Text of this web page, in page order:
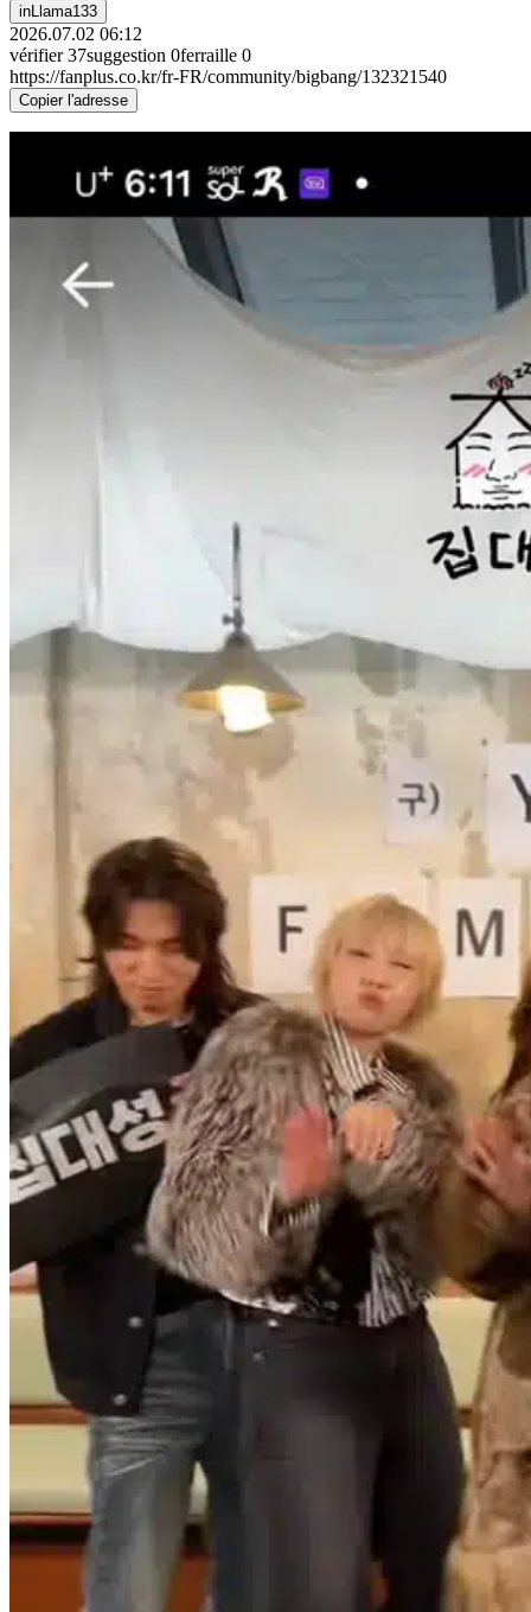
inLlama133
2026.07.02 06:12
vérifier 37suggestion 0ferraille 0
https://fanplus.co.kr/fr-FR/community/bigbang/132321540
Copier l'adresse